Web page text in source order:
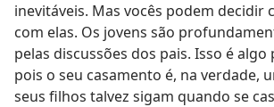
inevitáveis. Mas vocês podem decidir
com elas. Os jovens são
pelas discussões dos pais. Isso é
pois o seu casamento é, na verdade,
seus filhos talvez sigam quando se